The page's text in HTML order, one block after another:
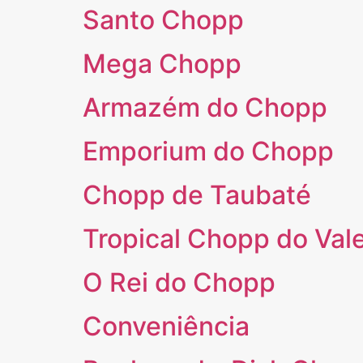
Santo Chopp
Mega Chopp
Armazém do Chopp
Emporium do Chopp
Chopp de Taubaté
Tropical Chopp do
O Rei do Chopp
Conveniência